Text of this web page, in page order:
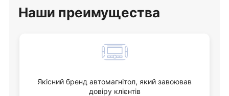
Наши преимущества
Якісний бренд автомагнітол, який завоював
довіру клієнтів